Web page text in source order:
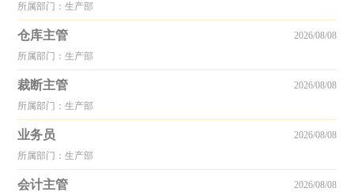
所属部门：生产部
仓库主管
所属部门：生产部
2026/08/08
裁断主管
所属部门：生产部
2026/08/08
业务员
所属部门：生产部
2026/08/08
会计主管 2026/08/08